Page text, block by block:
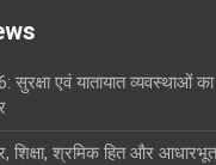
सुरक्षा एवं यातायात व्यवस्थाओं
शिक्षा, श्रमिक हित और